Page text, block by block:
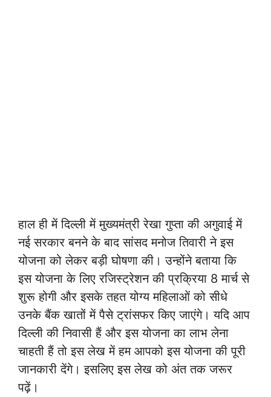
हाल ही में दिल्ली में मुख्यमंत्री रेखा गुप्ता की अगुवाई में
नई सरकार बनने के बाद सांसद मनोज तिवारी ने इस
योजना को लेकर बड़ी घोषणा की। उन्होंने बताया कि
इस योजना के लिए रजिस्ट्रेशन की प्रक्रिया 8 मार्च से
शुरू होगी और इसके तहत योग्य महिलाओं को सीधे
उनके बैंक खातों में पैसे ट्रांसफर किए जाएंगे। यदि आप
दिल्ली की निवासी हैं और इस योजना का लाभ लेना
चाहती हैं तो इस लेख में हम आपको इस योजना की पूरी
जानकारी देंगे। इसलिए इस लेख को अंत तक जरूर
पढ़ें।